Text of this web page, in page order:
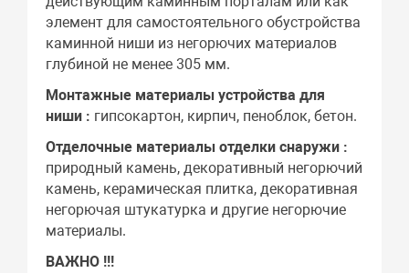
элемент для самостоятельного обустройства
каминной ниши из негорючих материалов
глубиной не менее 305 мм.
Монтажные материалы устройства для
ниши : гипсокартон, кирпич, пеноблок, бетон.
Отделочные материалы отделки снаружи :
природный камень, декоративный негорючий
камень, керамическая плитка, декоративная
негорючая штукатурка и другие негорючие
материалы.
ВАЖНО !!!